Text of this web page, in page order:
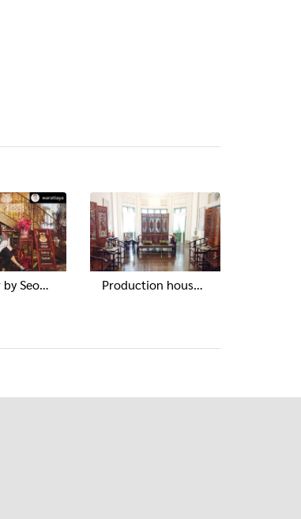
Fire Tiger by Seoulcial Club, Iconsiam Production house, Maker J Group